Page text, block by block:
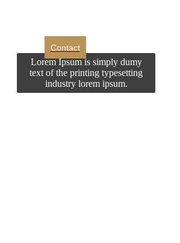
Contact
Lorem Ipsum is simply dumy
text of the printing typesetting
industry lorem ipsum.